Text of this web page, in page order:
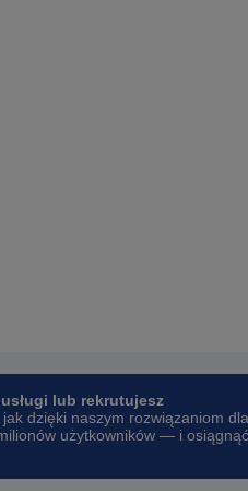
lub rekrutujesz
dzięki naszym rozwiązaniom dla
użytkowników — i osiągnąć